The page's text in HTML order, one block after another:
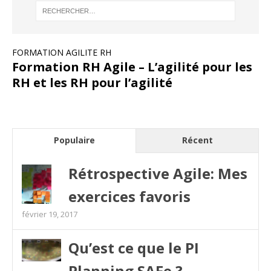
FORMATION AGILITE RH
Formation RH Agile – L’agilité pour les
RH et les RH pour l’agilité
Populaire Récent
Rétrospective Agile: Mes
exercices favoris
février 19, 2017
Qu’est ce que le PI